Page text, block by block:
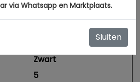
Hatchback
Zwart
5
via Whatsapp en Marktplaats.
Sluiten